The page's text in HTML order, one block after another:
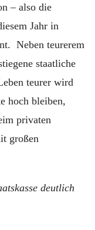
– also die
Jahr in
Neben teurerem
staatliche
teurer wird
hoch bleiben,
privaten
großen
deutlich